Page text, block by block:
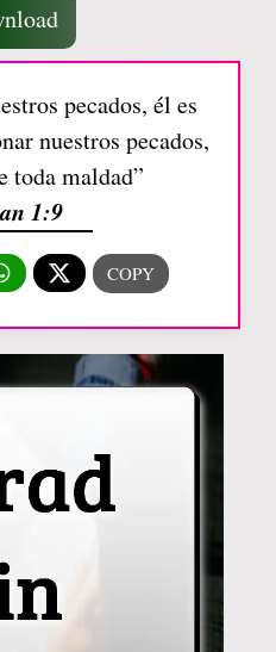
pecados, él es
nuestros pecados,
toda maldad”
1:9